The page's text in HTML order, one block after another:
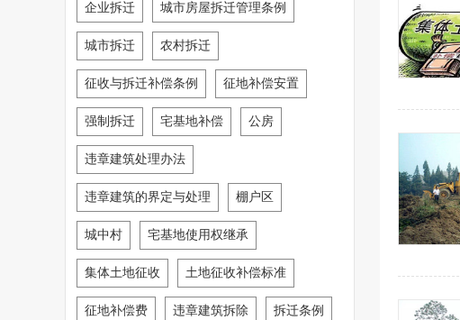
企业拆迁 城市房屋拆迁管理条例
城市拆迁 农村拆迁
征收与拆迁补偿条例 征地补偿安置
强制拆迁 宅基地补偿 公房
违章建筑处理办法
违章建筑的界定与处理 棚户区
城中村 宅基地使用权继承
集体土地征收 土地征收补偿标准
征地补偿费 违章建筑拆除 拆迁条例